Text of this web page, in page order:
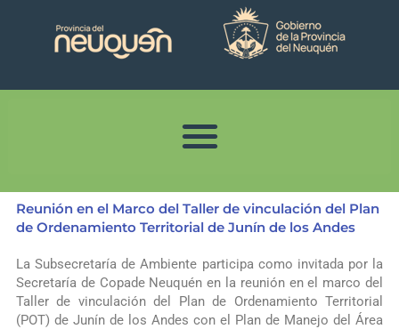
Reunión en el Marco del Taller de vinculación del Plan
de Ordenamiento Territorial de Junín de los Andes
La Subsecretaría de Ambiente participa como invitada por la
Secretaría de Copade Neuquén en la reunión en el marco del
Taller de vinculación del Plan de Ordenamiento Territorial
(POT) de Junín de los Andes con el Plan de Manejo del Área